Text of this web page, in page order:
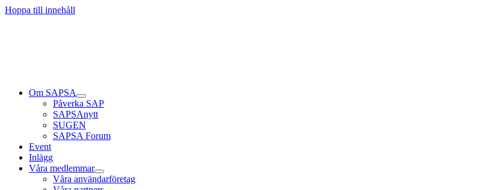
Hoppa till innehåll
Om SAPSA
Påverka SAP
SAPSAnytt
SUGEN
SAPSA Forum
Event
Inlägg
Våra medlemmar
Våra användarföretag